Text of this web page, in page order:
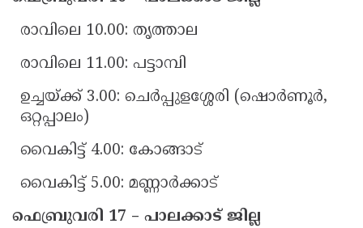
രാവിലെ 10.00: തൃത്താല
രാവിലെ 11.00: പട്ടാമ്പി
ഉച്ചയ്ക്ക് 3.00: ചെർപ്പുളശ്ശേരി (ഷൊർണൂർ,
ഒറ്റപ്പാലം)
വൈകിട്ട് 4.00: കോങ്ങാട്
വൈകിട്ട് 5.00: മണ്ണാർക്കാട്
ഫെബ്രുവരി 17 – പാലക്കാട് ജില്ല